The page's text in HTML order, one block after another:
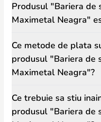
Produsul "Bariera de
Maximetal Neagra"
Ce metode de plata
produsul "Bariera de
Maximetal Neagra"?
Ce trebuie sa stiu
produsul "Bariera de